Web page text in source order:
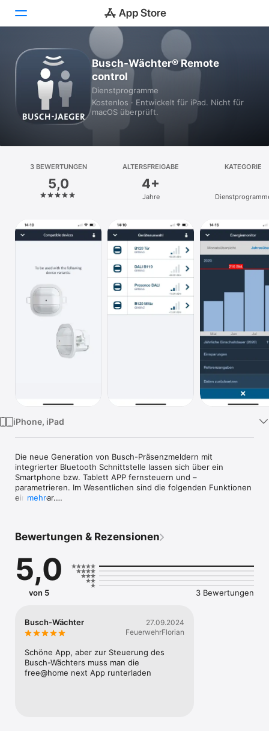
Heute
Spiele
Apps
Plattform
iPhone
Mac
TV
Busch-Wächter® Remote
control
Dienst­programme
Kostenlos · Entwickelt für iPad. Nicht für
macOS überprüft.
3 BEWERTUNGEN
5,0
ALTERSFREIGABE
4+
Jahre
KATEGORIE
iPhone, iPad
Die neue Generation von Busch-Präsenzmeldern mit
integrierter Bluetooth Schnittstelle lassen sich über ein
Smartphone bzw. Tablett APP fernsteuern und –
parametrieren. Im Wesentlichen sind die folgenden Funktionen
einstellbar.
Feldstärkeanzeige und Schnellidentifikationstaste
Benutzer
-	Direktes Schalten / Dimmen der angeschlossenen
Leuchte
-	Energie Monitor (Energiekostenanzeige)
-	Aktivierung von Dauerlicht (4 Std.) oder Licht AUS (für 4
Std.)
-	Freigaben für den Benutzer einstellen
-	Empfindlichkeit der einzelnen Sensoren einstellen
-	Gerätedaten und -profile offline verwalten und Daten
mehr
Bewertungen & Rezensionen
5,0
von 5 3 Bewertungen
Busch-Wächter
27.09.2024
FeuerwehrFlorian
Schöne App, aber zur Steuerung des
Busch-Wächters muss man die
free@home next App runterladen